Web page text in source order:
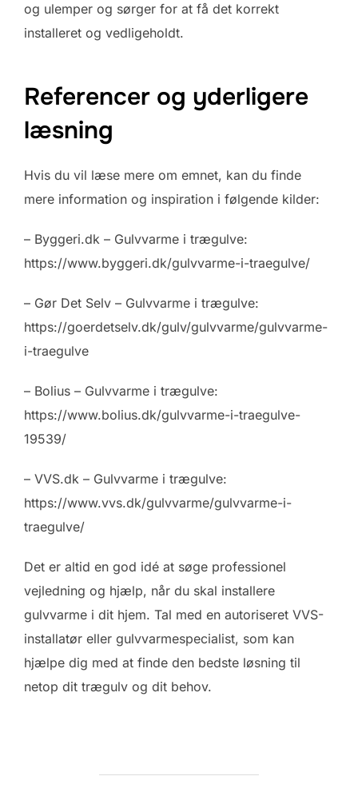
og ulemper og sørger for at få det korrekt
installeret og vedligeholdt.
Referencer og yderligere
læsning
Hvis du vil læse mere om emnet, kan du finde
mere information og inspiration i følgende kilder:
– Byggeri.dk – Gulvvarme i trægulve:
https://www.byggeri.dk/gulvvarme-i-traegulve/
– Gør Det Selv – Gulvvarme i trægulve:
https://goerdetselv.dk/gulv/gulvvarme/gulvvarme-
i-traegulve
– Bolius – Gulvvarme i trægulve:
https://www.bolius.dk/gulvvarme-i-traegulve-
19539/
– VVS.dk – Gulvvarme i trægulve:
https://www.vvs.dk/gulvvarme/gulvvarme-i-
traegulve/
Det er altid en god idé at søge professionel
vejledning og hjælp, når du skal installere
gulvvarme i dit hjem. Tal med en autoriseret VVS-
installatør eller gulvvarmespecialist, som kan
hjælpe dig med at finde den bedste løsning til
netop dit trægulv og dit behov.